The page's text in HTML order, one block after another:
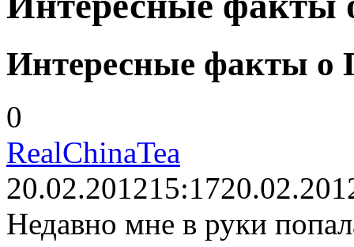
Интересные факты о
0
RealChinaTea
20.02.201215:17
Недавно мне в руки